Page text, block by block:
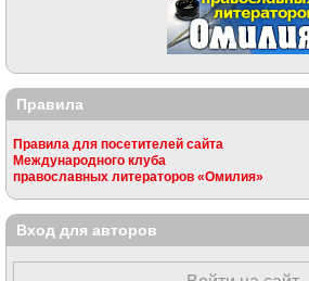
Правила
Правила для посетителей сайта
Международного клуба
православных литераторов «Омилия»
Вход для авторов